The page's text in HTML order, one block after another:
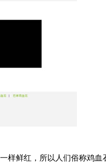
鲜红，所以人们俗称鸡血